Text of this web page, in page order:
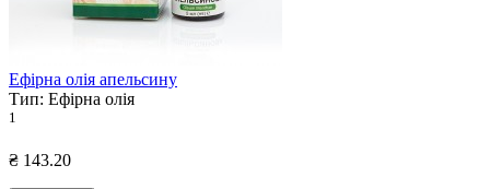
Ефірна олія апельсину
Тип: Ефірна олія
1
₴ 143.20